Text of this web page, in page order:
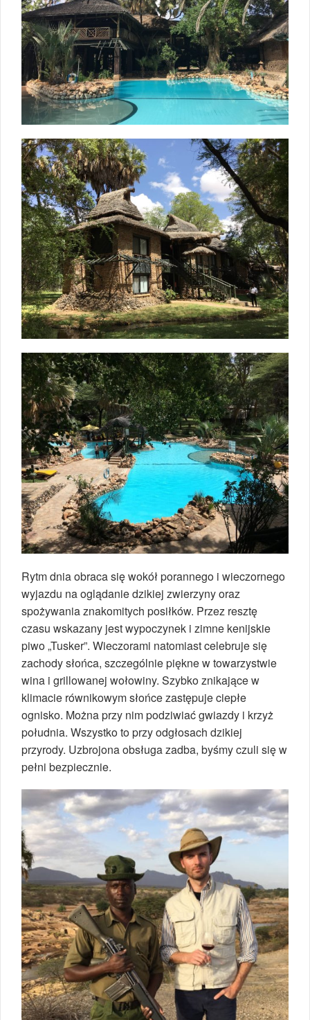
Rytm dnia obraca się wokół porannego i wieczornego
wyjazdu na oglądanie dzikiej zwierzyny oraz
spożywania znakomitych posiłków. Przez resztę
czasu wskazany jest wypoczynek i zimne kenijskie
piwo „Tusker”. Wieczorami natomiast celebruje się
zachody słońca, szczególnie piękne w towarzystwie
wina i grillowanej wołowiny. Szybko znikające w
klimacie równikowym słońce zastępuje ciepłe
ognisko. Można przy nim podziwiać gwiazdy i krzyż
południa. Wszystko to przy odgłosach dzikiej
przyrody. Uzbrojona obsługa zadba, byśmy czuli się w
pełni bezpiecznie.